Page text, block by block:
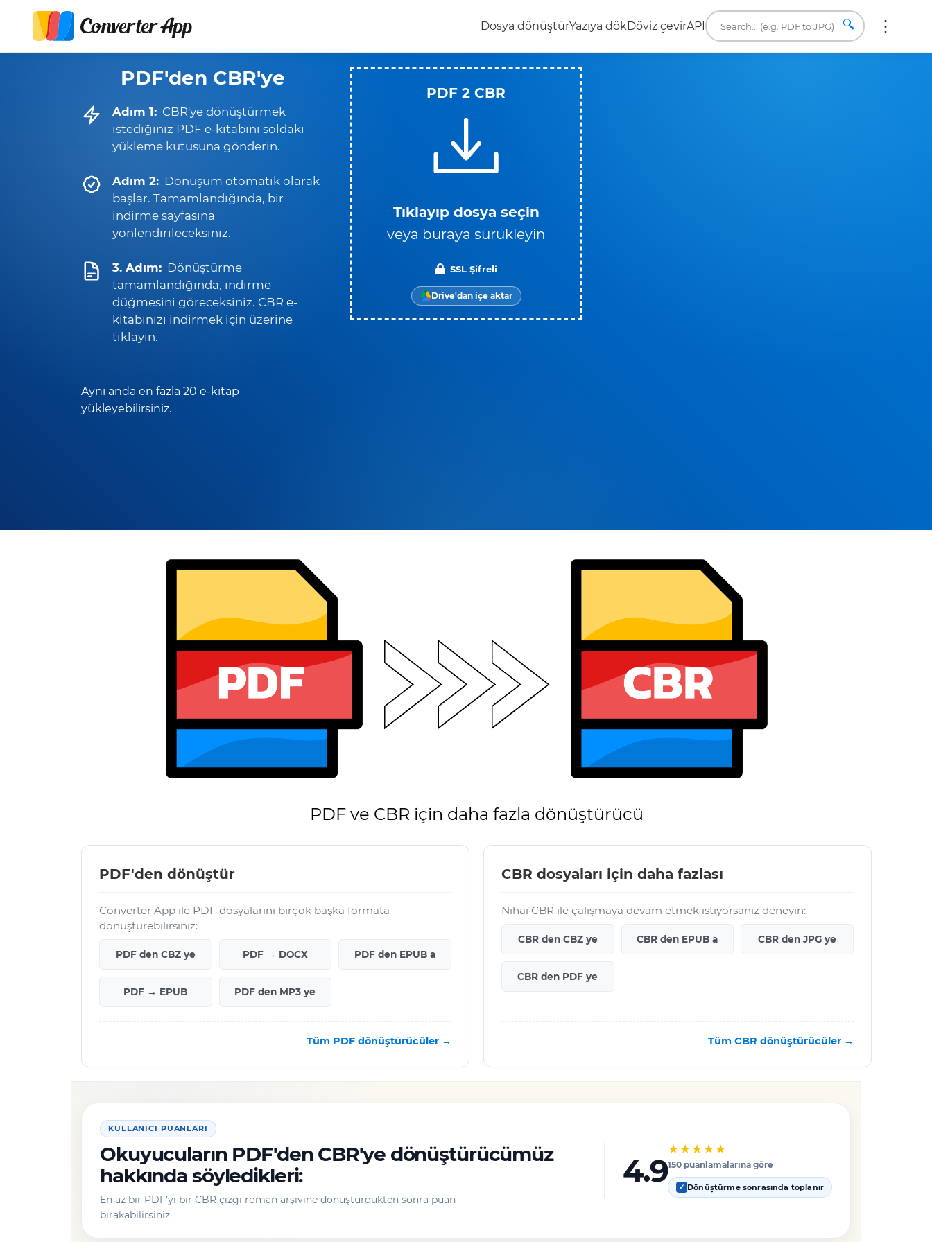
Dosya dönüştürYazıya dökDöviz çevirAPI 🔍
PDF'den CBR'ye
Adım 1: CBR'ye dönüştürmek
istediğiniz PDF e-kitabını soldaki
yükleme kutusuna gönderin.
Adım 2: Dönüşüm otomatik olarak
başlar. Tamamlandığında, bir
indirme sayfasına
yönlendirileceksiniz.
3. Adım: Dönüştürme
tamamlandığında, indirme
düğmesini göreceksiniz. CBR e-
kitabınızı indirmek için üzerine
tıklayın.
Aynı anda en fazla 20 e-kitap
yükleyebilirsiniz.
PDF 2 CBR
Tıklayıp dosya seçin
veya buraya sürükleyin
SSL Şifreli
Drive'dan içe aktar
PDF ve CBR için daha fazla dönüştürücü
PDF'den dönüştür
Converter App ile PDF dosyalarını birçok başka formata
dönüştürebilirsiniz:
PDF den CBZ ye PDF → DOCX PDF den EPUB a
PDF → EPUB PDF den MP3 ye
Tüm PDF dönüştürücüler →
CBR dosyaları için daha fazlası
Nihai CBR ile çalışmaya devam etmek istiyorsanız deneyin:
CBR den CBZ ye CBR den EPUB a CBR den JPG ye
CBR den PDF ye
Tüm CBR dönüştürücüler →
KULLANICI PUANLARI
Okuyucuların PDF'den CBR'ye dönüştürücümüz
hakkında söyledikleri:
En az bir PDF’yi bir CBR çizgi roman arşivine dönüştürdükten sonra puan
bırakabilirsiniz.
4.9
★★★★★
150 puanlamalarına göre
✓ Dönüştürme sonrasında toplanır